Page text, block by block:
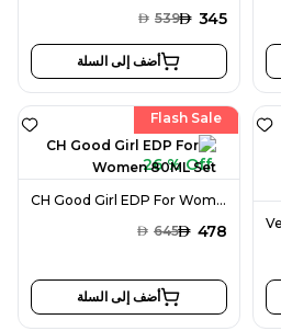
AED 345
AED 539
أضف إلى السلة
Flash Sale
26 % Off
CH Good Girl EDP For Women 80ML Set
AED 478
AED 645
أضف إلى السلة